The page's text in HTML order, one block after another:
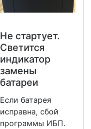
Не стартует.
Светится
индикатор
замены
батареи
Если батарея
исправна, сбой
программы ИБП.